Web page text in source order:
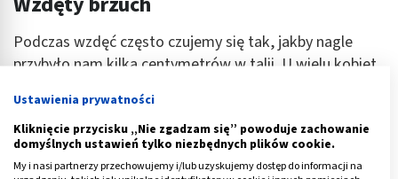
Podczas wzdęć często czujemy się tak, jakby nagle
przybyło nam kilka centymetrów w talii. U wielu kobiet
wyjątkowo dokuczliwe.
Zwykle uczuciewzdętego brzuchamija mijają wraz z
ustąpieniem krwawienia. Czasem powodem wzdęć są
Ustawienia prywatności
Kliknięcie przycisku „Nie zgadzam się” powoduje zachowanie
domyślnych ustawień tylko niezbędnych plików cookie.
My i nasi partnerzy przechowujemy i/lub uzyskujemy dostęp do informacji na